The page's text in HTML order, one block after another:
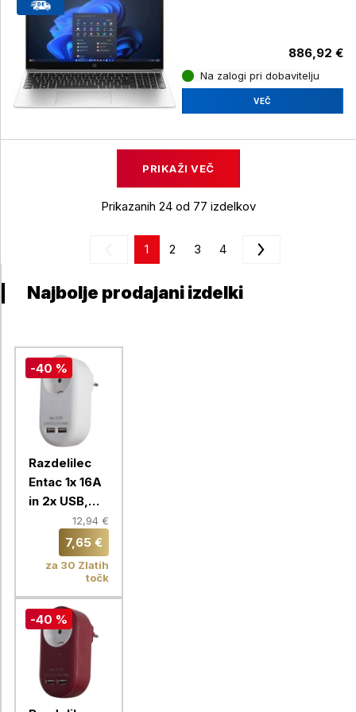
886,92 €
Na zalogi pri dobavitelju
VEČ
PRIKAŽI VEČ
Prikazanih 24 od 77 izdelkov
1 2 3 4
Najbolje prodajani izdelki
-40 %
Razdelilec
Entac 1x 16A
in 2x USB,
12,94 €
7,65 €
za 30 Zlatih
točk
-40 %